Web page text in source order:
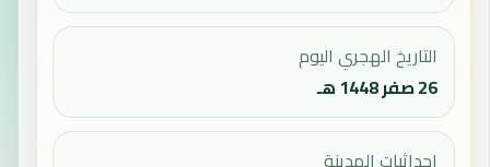
التاريخ الهجري اليوم
26 صفر 1448 هـ